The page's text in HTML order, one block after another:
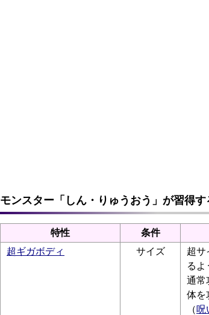
モンスター「しん・りゅうおう」が習得
特性 条件
超ギガボディ
サイズ
超サ
るよ
通常
体を
（呪